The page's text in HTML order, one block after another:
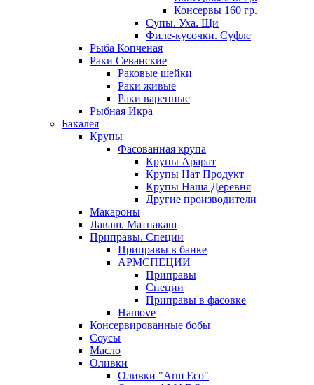
Консервы 160 гр.
Супы. Уха. Щи
Филе-кусочки. Суфле
Рыба Копченая
Раки Севанские
Раковые шейки
Раки живые
Раки варенные
Рыбная Икра
Бакалея
Крупы
Фасованная крупа
Крупы Арарат
Крупы Нат Продукт
Крупы Наша Деревня
Другие производители
Макароны
Лаваш. Матнакаш
Приправы. Специи
Приправы в банке
АРМСПЕЦИИ
Приправы
Специи
Приправы в фасовке
Hamove
Консервированные бобы
Соусы
Масло
Оливки
Оливки "Arm Eco"